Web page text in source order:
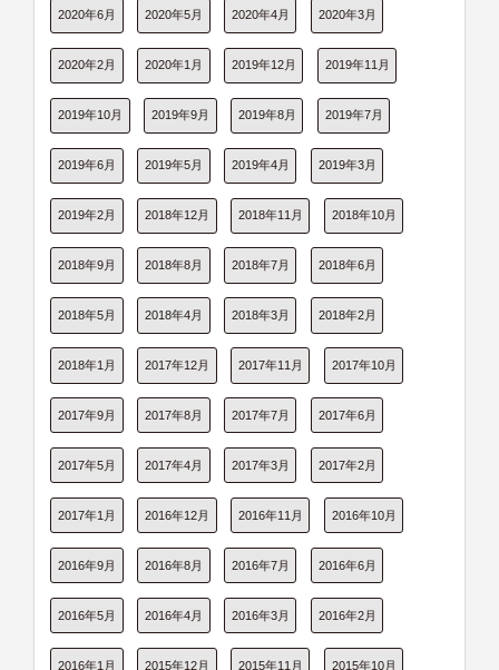
2020年6月 2020年5月 2020年4月 2020年3月
2020年2月 2020年1月 2019年12月 2019年11月
2019年10月 2019年9月 2019年8月 2019年7月
2019年6月 2019年5月 2019年4月 2019年3月
2019年2月 2018年12月 2018年11月 2018年10月
2018年9月 2018年8月 2018年7月 2018年6月
2018年5月 2018年4月 2018年3月 2018年2月
2018年1月 2017年12月 2017年11月 2017年10月
2017年9月 2017年8月 2017年7月 2017年6月
2017年5月 2017年4月 2017年3月 2017年2月
2017年1月 2016年12月 2016年11月 2016年10月
2016年9月 2016年8月 2016年7月 2016年6月
2016年5月 2016年4月 2016年3月 2016年2月
2016年1月 2015年12月 2015年11月 2015年10月